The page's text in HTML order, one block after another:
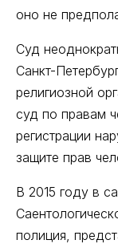
оно не
Суд
Санкт-
религиозной
суд по правам
регистрации
защите прав
В 2015 году в
полиция,